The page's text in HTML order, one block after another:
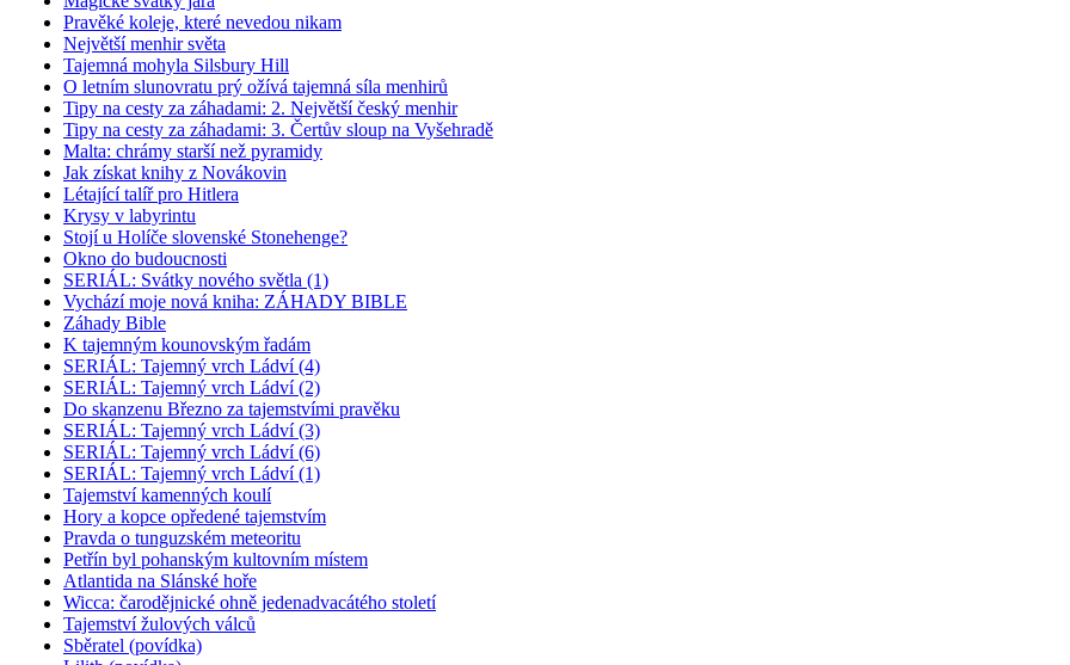
Pravěké koleje, které nevedou nikam
Největší menhir světa
Tajemná mohyla Silsbury Hill
O letním slunovratu prý ožívá tajemná síla menhirů
Tipy na cesty za záhadami: 2. Největší český menhir
Tipy na cesty za záhadami: 3. Čertův sloup na Vyšehradě
Malta: chrámy starší než pyramidy
Jak získat knihy z Novákovin
Létající talíř pro Hitlera
Krysy v labyrintu
Stojí u Holíče slovenské Stonehenge?
Okno do budoucnosti
SERIÁL: Svátky nového světla (1)
Vychází moje nová kniha: ZÁHADY BIBLE
Záhady Bible
K tajemným kounovským řadám
SERIÁL: Tajemný vrch Ládví (4)
SERIÁL: Tajemný vrch Ládví (2)
Do skanzenu Březno za tajemstvími pravěku
SERIÁL: Tajemný vrch Ládví (3)
SERIÁL: Tajemný vrch Ládví (6)
SERIÁL: Tajemný vrch Ládví (1)
Tajemství kamenných koulí
Hory a kopce opředené tajemstvím
Pravda o tunguzském meteoritu
Petřín byl pohanským kultovním místem
Atlantida na Slánské hoře
Wicca: čarodějnické ohně jedenadvacátého století
Tajemství žulových válců
Sběratel (povídka)